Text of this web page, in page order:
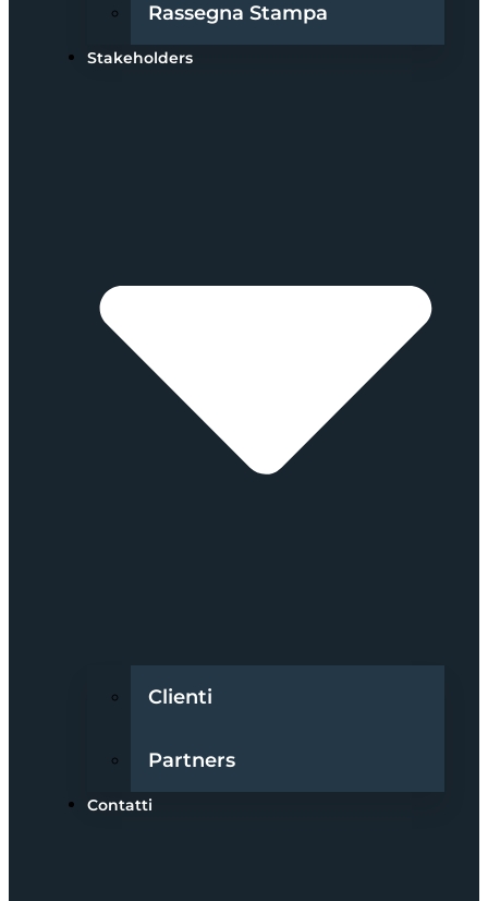
Rassegna Stampa
Stakeholders
Clienti
Partners
Contatti